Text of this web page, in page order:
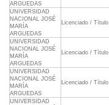
ARGUEDAS
UNIVERSIDAD
NACIONAL JOSÉ
MARÍA
ARGUEDAS
Licenciado / Título
UNIVERSIDAD
NACIONAL JOSÉ
MARÍA
ARGUEDAS
Licenciado / Título
UNIVERSIDAD
NACIONAL JOSÉ
MARÍA
ARGUEDAS
Licenciado / Título
UNIVERSIDAD